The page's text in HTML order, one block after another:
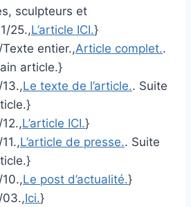
sculpteurs et
25.,L’article ICI.}
entier.,Article complet..
article.}
Le texte de l’article.. Suite
L’article ICI.}
L’article de presse.. Suite
Le post d’actualité.}
03.,Ici.}